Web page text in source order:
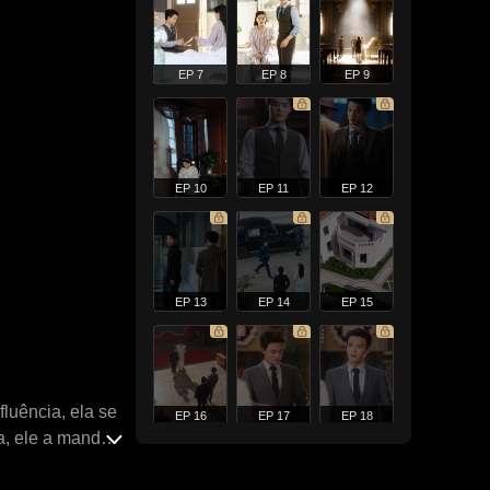
ela se
ele a manda
EP 7 EP 8 EP 9
EP 10 EP 11 EP 12
EP 13 EP 14 EP 15
EP 16 EP 17 EP 18